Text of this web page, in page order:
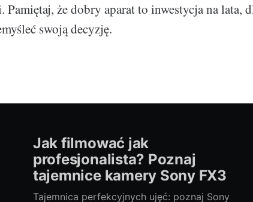
Pamiętaj, że dobry aparat to inwestycja na lata,
swoją decyzję.
Jak filmować jak
profesjonalista? Poznaj
tajemnice kamery Sony FX3
Tajemnica perfekcyjnych ujęć: poznaj Sony